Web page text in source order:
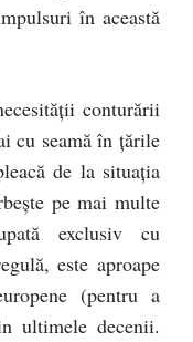
în această
conturării
cu seamă în ţările
de la situaţia
pe mai multe
exclusiv cu
este aproape
(pentru a
ultimele decenii.